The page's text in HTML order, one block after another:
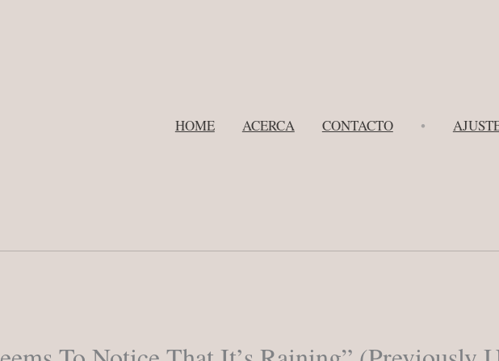
HOME ACERCA CONTACTO •